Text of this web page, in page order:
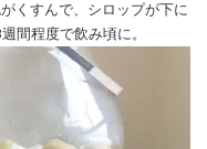
くすんで、シロップが下に
間程度で飲み頃に。